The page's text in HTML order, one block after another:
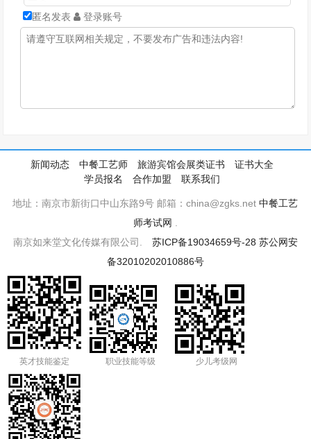
匿名发表 登录账号
新闻动态 中餐工艺师 旅游宾馆会展类证书
证书大全
学员报名
合作加盟 联系我们
地址：南京市新街口中山东路9号 邮箱：china@zgks.net中餐工艺
师考试网
南京如来堂文化传媒有限公司. 苏ICP备19034659号-28 苏公网安
备32010202010886号
英才技能鉴定 职业技能等级 少儿考级网